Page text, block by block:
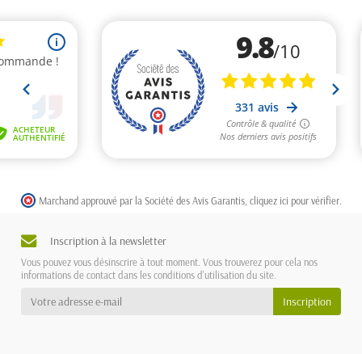
Marchand approuvé par la Société des Avis Garantis, cliquez ici pour vérifier
Inscription à la newsletter
Vous pouvez vous désinscrire à tout moment. Vous trouverez pour cela nos
informations de contact dans les conditions d'utilisation du site.